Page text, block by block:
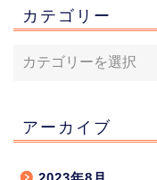
カテゴリー
アーカイブ